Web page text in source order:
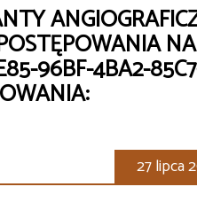
NA
96BF-4BA2-
27 lipca